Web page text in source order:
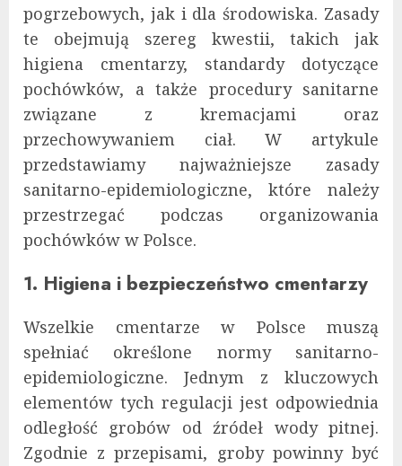
pogrzebowych, jak i dla środowiska. Zasady
te obejmują szereg kwestii, takich jak
higiena cmentarzy, standardy dotyczące
pochówków, a także procedury sanitarne
związane z kremacjami oraz
przechowywaniem ciał. W artykule
przedstawiamy najważniejsze zasady
sanitarno-epidemiologiczne, które należy
przestrzegać podczas organizowania
pochówków w Polsce.
1. Higiena i bezpieczeństwo cmentarzy
Wszelkie cmentarze w Polsce muszą
spełniać określone normy sanitarno-
epidemiologiczne. Jednym z kluczowych
elementów tych regulacji jest odpowiednia
odległość grobów od źródeł wody pitnej.
Zgodnie z przepisami, groby powinny być